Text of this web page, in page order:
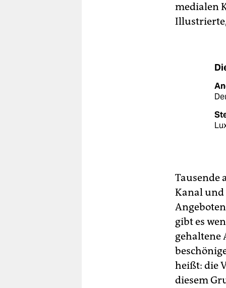
medialen
Illustrierte,
Tausende
Kanal und
gibt es
gehaltene
heißt: die
diesem